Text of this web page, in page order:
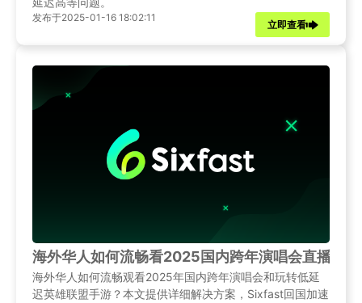
发布于2025-01-16 18:02:11
立即查看
海外华人如何流畅看2025国内跨年演唱会直播？
海外华人如何流畅观看2025年国内跨年演唱会和玩转低延
迟英雄联盟手游？本文提供详细解决方案，Sixfast回国加速